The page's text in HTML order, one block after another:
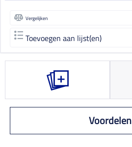
Vergelijken
Toevoegen aan lijst(en)
Voordelen